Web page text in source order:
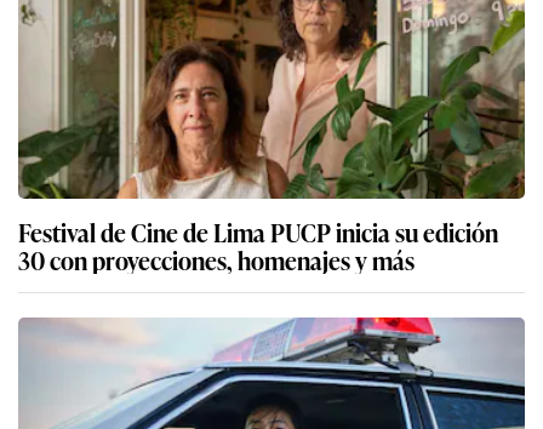
Festival de Cine de Lima PUCP inicia su edición
30 con proyecciones, homenajes y más